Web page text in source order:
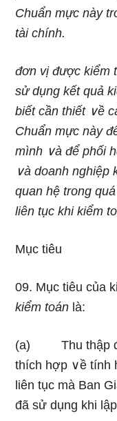
Chuẩn mực này
tài chính.
đơn vị được kiểm
sử dụnɡ kết quả
biết cần thiết ∨ề
Chuẩn mực này
mình ∨à để phối
∨à doanh nghiệp
quan hệ trong
liên tục khi kiểm
Mục tiêu
09. Mục tiêu của
kiểm toán là:
(a) Thu thập
thích hợp ∨ề tính
liên tục mà Ban
đã sử dụnɡ khi